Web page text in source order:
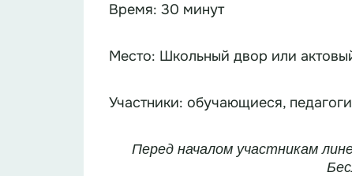
Время: 30 минут
Место: Школьный двор или
Участники: обучающиеся,
Перед началом участникам